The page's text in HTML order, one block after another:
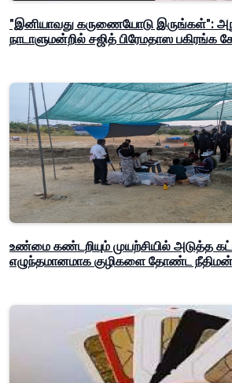
"இனியாவது கருணையோடு இருங்கள்":
நாடாளுமன்றில் சஜித் பிரேமதாஸ பகிரங்க
உண்மை கண்டறியும் முயற்சியில் அடுத்த
எழுந்தமானமாக குழிகளை தோண்ட